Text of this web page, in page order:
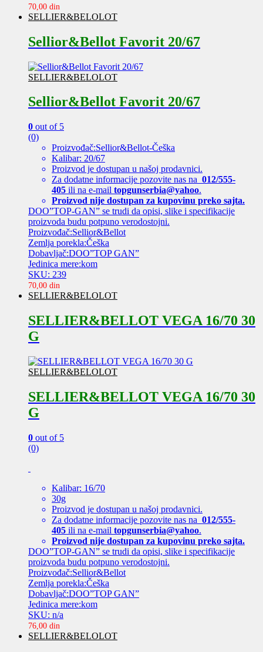
70,00 din
SELLIER&BELOLOT
Sellior&Bellot Favorit 20/67
SELLIER&BELOLOT
Sellior&Bellot Favorit 20/67
0 out of 5
(0)
Proizvođač:Sellior&Bellot-Češka
Kalibar: 20/67
Proizvod je dostupan u našoj prodavnici.
Za dodatne informacije pozovite nas na 012/555-
405 ili na e-mail topgunserbia@yahoo.
Proizvod nije dostupan za kupovinu preko sajta.
DOO”TOP-GAN” se trudi da opisi, slike i specifikacije
proizvoda budu potpuno verodostojni.
Proizvođač:Sellior&Bellot
Zemlja porekla:Češka
Dobavljač:DOO”TOP GAN”
Jedinica mere:kom
SKU: 239
70,00 din
SELLIER&BELOLOT
SELLIER&BELLOT VEGA 16/70 30
G
SELLIER&BELOLOT
SELLIER&BELLOT VEGA 16/70 30
G
0 out of 5
(0)
Kalibar: 16/70
30g
Proizvod je dostupan u našoj prodavnici.
Za dodatne informacije pozovite nas na 012/555-
405 ili na e-mail topgunserbia@yahoo.
Proizvod nije dostupan za kupovinu preko sajta.
DOO”TOP-GAN” se trudi da opisi, slike i specifikacije
proizvoda budu potpuno verodostojni.
Proizvođač:Sellior&Bellot
Zemlja porekla:Češka
Dobavljač:DOO”TOP GAN”
Jedinica mere:kom
SKU: n/a
76,00 din
SELLIER&BELOLOT